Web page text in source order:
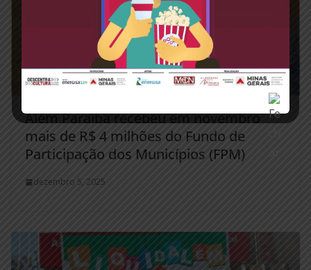
Além Paraíba recebeu em novembro
mais de R$ 4 milhões do Fundo de
Participação dos Municípios (FPM)
dezembro 5, 2025